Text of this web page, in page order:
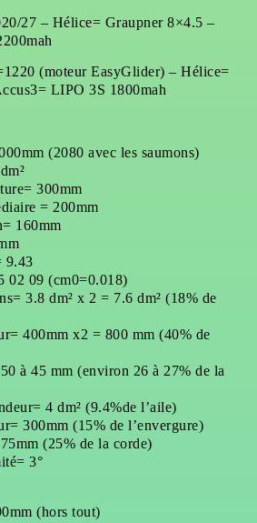
27 – Hélice= Graupner 8×4.5 –
1220 (moteur EasyGlider) – Hélice=
LIPO 3S 1800mah
(2080 avec les saumons)
300mm
= 200mm
160mm
9.43
02 09 (cm0=0.018)
3.8 dm² x 2 = 7.6 dm² (18% de
400mm x2 = 800 mm (40% de
à 45 mm (environ 26 à 27% de la
4 dm² (9.4%de l’aile)
300mm (15% de l’envergure)
(25% de la corde)
3°
(hors tout)